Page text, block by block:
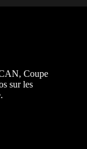
Coupe
sur les